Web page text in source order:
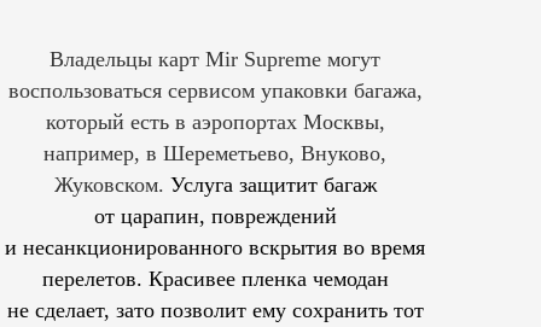
Владельцы карт Mir Supreme могут
воспользоваться сервисом упаковки багажа,
который есть в аэропортах Москвы,
например, в Шереметьево, Внуково,
Жуковском. Услуга защитит багаж
от царапин, повреждений
и несанкционированного вскрытия во время
перелетов. Красивее пленка чемодан
не сделает, зато позволит ему сохранить тот